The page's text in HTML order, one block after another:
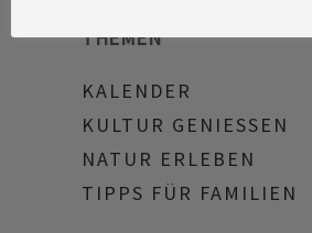
THEMEN
KALENDER
KULTUR GENIESSEN
NATUR ERLEBEN
TIPPS FÜR FAMILIEN